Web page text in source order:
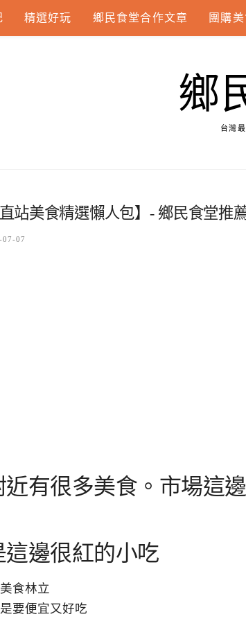
精選好玩 鄉民食堂合作文章 團購
鄉
台灣
直站美食精選懶人包】- 鄉民食堂推
07-07
有很多美食。市場這
邊很紅的小吃
食林立
要便宜又好吃